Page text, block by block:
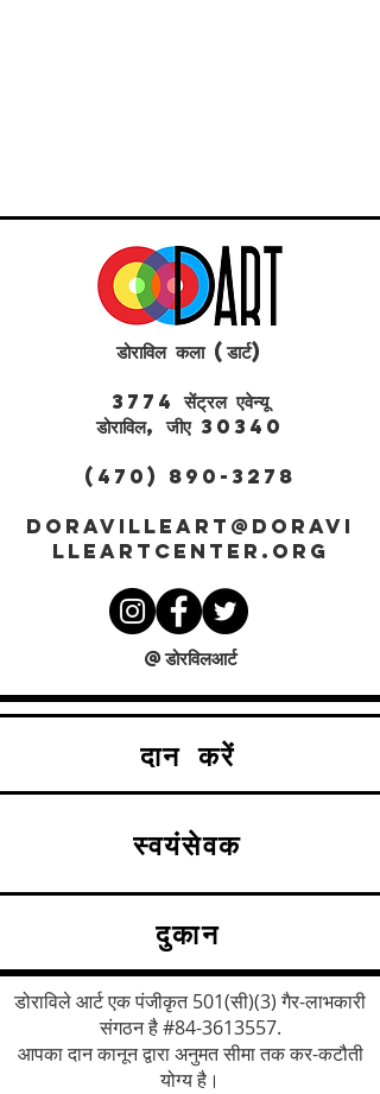
डोराविल कला (डार्ट)
3774 सेंट्रल एवेन्यू
डोराविल, जीए 30340
(470) 890-3278
DORAVILLEART@DORAVI
LLEARTCENTER.ORG
@डोरविलआर्ट
दान करें
स्वयंसेवक
दुकान
डोराविले आर्ट एक पंजीकृत 501(सी)(3) गैर-लाभकारी
संगठन है #84-3613557.
आपका दान कानून द्वारा अनुमत सीमा तक कर-कटौती
योग्य है।